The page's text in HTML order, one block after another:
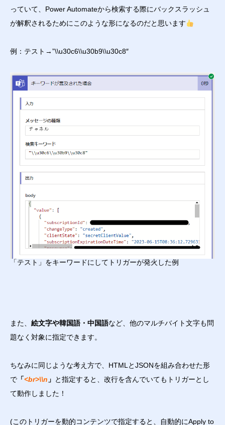
っていて、Power Automateから検索する際にバックスラッシュ
が解釈されるためにこのような形になるのだと思います
例：テスト→”\\u30c6\\u30b9\\u30c8″
「テスト」をキーワードにしてトリガーが発火した例
また、 絵文字や韓国語・中国語など、他のマルチバイト文字も問
題なく対象に指定できます。
ちなみに同じような考え方で、HTMLとJSONを組み合わせた形
で 「<br>\\n 」 と指定すると、改行を含んでいてもトリガーとし
て動作しました！
(このトリガーを動的コンテンツで指定すると、自動的にApply to